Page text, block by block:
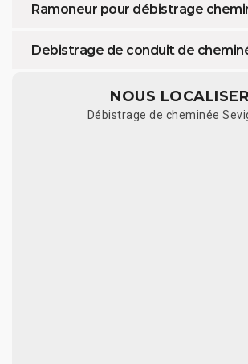
Ramoneur pour débistrage
Debistrage de conduit de
NOUS LOCALISER
Débistrage de cheminée